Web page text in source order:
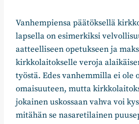
Vanhempiensa päätöksellä
lapsella on esimerkiksi
aatteelliseen opetukseen ja
kirkkolaitokselle veroja
työstä. Edes vanhemmilla ei ole
omaisuuteen, mutta
jokainen uskossaan vahva voi
mitähän se nasaretilainen